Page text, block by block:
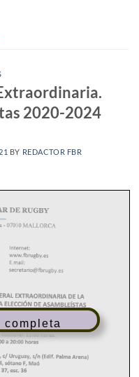
2020-2024
BY REDACTOR FBR